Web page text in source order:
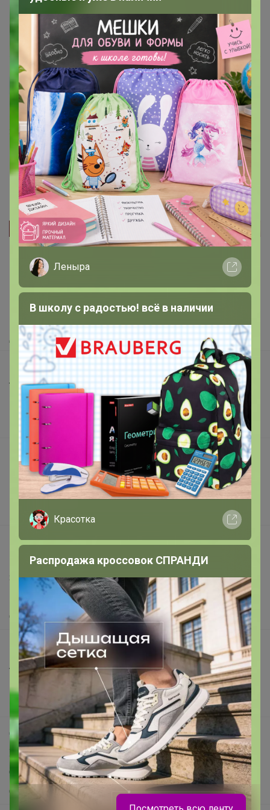
надеяться, что выживет)
5 сентября, 2024 16:04
Olga. Shadrina
Красота! Обязательно закажу и весной посажу
3 сентября, 2024 22:01
Реклама
Как здесь все устроено?
Как сделать заказ?
Доставка
Шоурумы
Торговые марки
Наша команда
В наличии
Подарочные сертификаты
Реклама на сайте
Поставщикам
Вакансии
support@24-ok.ru
Написать в поддержку
Защита покупателя
Помощь
О нас
Все предложения
Анонсы
Новости
Поддержка альпак
Самое выгодное
Хиты продаж
Самое желанное
Самое быстрое
Леныра
В школу с радостью! всё в наличии
Красотка
Распродажа кроссовок СПРАНДИ